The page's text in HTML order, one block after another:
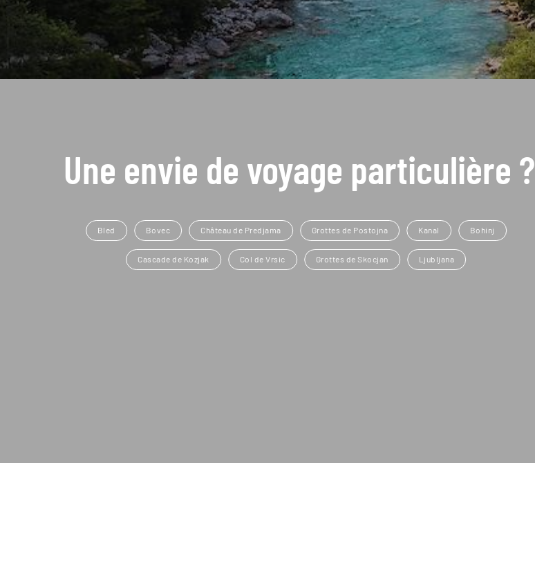
Une envie de voyage particulière ?
Bled Bovec Château de Predjama Grottes de Postojna Kanal Bohinj
Cascade de Kozjak Col de Vrsic Grottes de Skocjan Ljubljana